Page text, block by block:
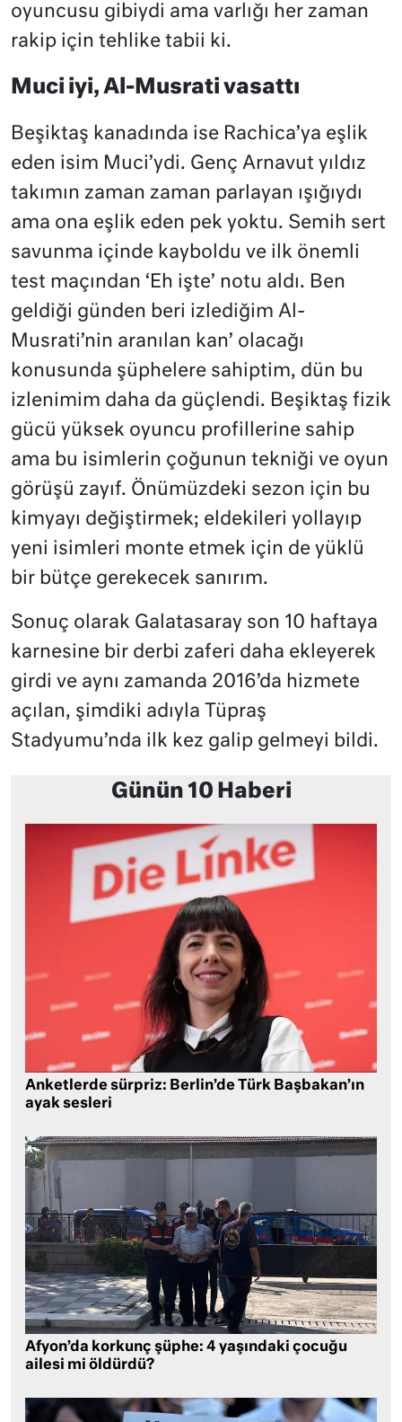
oyuncusu gibiydi ama varlığı her zaman
rakip için tehlike tabii ki.
Muci iyi, Al-Musrati vasattı
Beşiktaş kanadında ise Rachica’ya eşlik
eden isim Muci’ydi. Genç Arnavut yıldız
takımın zaman zaman parlayan ışığıydı
ama ona eşlik eden pek yoktu. Semih sert
savunma içinde kayboldu ve ilk önemli
test maçından ‘Eh işte’ notu aldı. Ben
geldiği günden beri izlediğim Al-
Musrati’nin aranılan kan’ olacağı
konusunda şüphelere sahiptim, dün bu
izlenimim daha da güçlendi. Beşiktaş fizik
gücü yüksek oyuncu profillerine sahip
ama bu isimlerin çoğunun tekniği ve oyun
görüşü zayıf. Önümüzdeki sezon için bu
kimyayı değiştirmek; eldekileri yollayıp
yeni isimleri monte etmek için de yüklü
bir bütçe gerekecek sanırım.
Sonuç olarak Galatasaray son 10 haftaya
karnesine bir derbi zaferi daha ekleyerek
girdi ve aynı zamanda 2016’da hizmete
açılan, şimdiki adıyla Tüpraş
Stadyumu’nda ilk kez galip gelmeyi bildi.
Günün 10 Haberi
Anketlerde sürpriz: Berlin’de Türk Başbakan’ın
ayak sesleri
Afyon’da korkunç şüphe: 4 yaşındaki çocuğu
ailesi mi öldürdü?